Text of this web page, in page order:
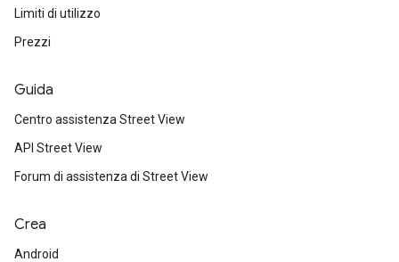
Limiti di utilizzo
Prezzi
Guida
Centro assistenza Street View
API Street View
Forum di assistenza di Street View
Crea
Android